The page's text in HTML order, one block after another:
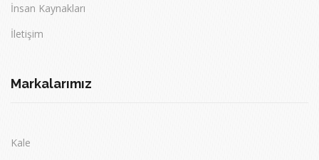
İnsan Kaynakları
İletişim
Markalarımız
Kale